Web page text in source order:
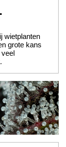
wietplanten
grote kans
veel